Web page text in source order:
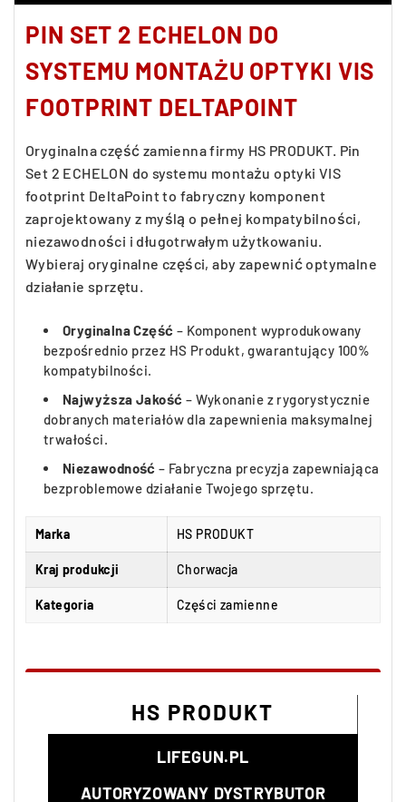
PIN SET 2 ECHELON DO
SYSTEMU MONTAŻU OPTYKI VIS
FOOTPRINT DELTAPOINT
Oryginalna część zamienna firmy HS PRODUKT. Pin
Set 2 ECHELON do systemu montażu optyki VIS
footprint DeltaPoint to fabryczny komponent
zaprojektowany z myślą o pełnej kompatybilności,
niezawodności i długotrwałym użytkowaniu.
Wybieraj oryginalne części, aby zapewnić optymalne
działanie sprzętu.
Oryginalna Część – Komponent wyprodukowany
bezpośrednio przez HS Produkt, gwarantujący 100%
kompatybilności.
Najwyższa Jakość – Wykonanie z rygorystycznie
dobranych materiałów dla zapewnienia maksymalnej
trwałości.
Niezawodność – Fabryczna precyzja zapewniająca
bezproblemowe działanie Twojego sprzętu.
Marka HS PRODUKT
Kraj produkcji Chorwacja
Kategoria Części zamienne
HS PRODUKT
LIFEGUN.PL
AUTORYZOWANY DYSTRYBUTOR